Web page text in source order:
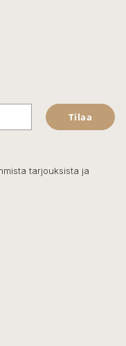
Tilaa
tarjouksista ja